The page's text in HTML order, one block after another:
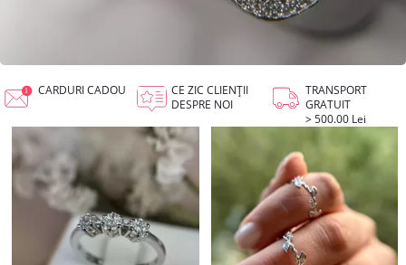
CARDURI CADOU
CE ZIC CLIENȚII
DESPRE NOI
TRANSPORT
GRATUIT
> 500.00 Lei